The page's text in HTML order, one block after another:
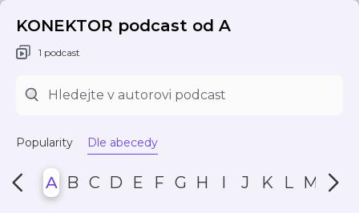
KONEKTOR podcast od A
1 podcast
Popularity Dle abecedy
A B C D E F G H I J K L M N